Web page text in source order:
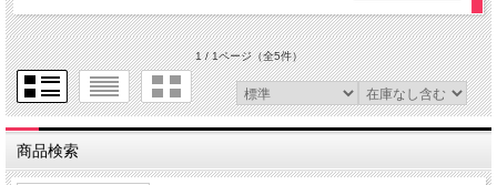
1 / 1ページ（全5件）
商品検索